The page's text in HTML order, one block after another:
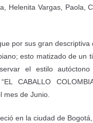
Helenita Vargas, Paola,
por sus gran descriptiva
esto matizado de un
el estilo
CABALLO
mes de Junio.
en la ciudad de